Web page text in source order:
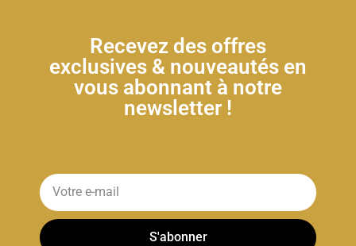
Recevez des offres
exclusives & nouveautés en
vous abonnant à notre
newsletter !
S'abonner